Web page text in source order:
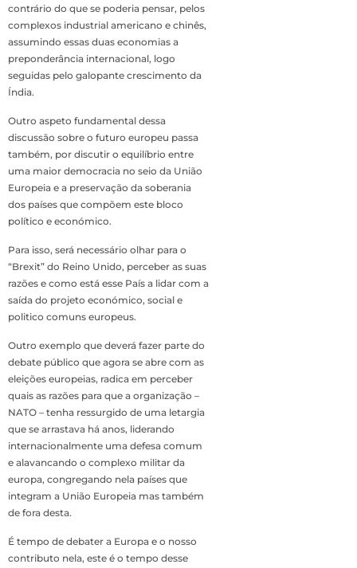
contrário do que se poderia pensar, pelos
complexos industrial americano e chinês,
assumindo essas duas economias a
preponderância internacional, logo
seguidas pelo galopante crescimento da
Índia.
Outro aspeto fundamental dessa
discussão sobre o futuro europeu passa
também, por discutir o equilíbrio entre
uma maior democracia no seio da União
Europeia e a preservação da soberania
dos países que compõem este bloco
político e económico.
Para isso, será necessário olhar para o
“Brexit” do Reino Unido, perceber as suas
razões e como está esse País a lidar com a
saída do projeto económico, social e
politico comuns europeus.
Outro exemplo que deverá fazer parte do
debate público que agora se abre com as
eleições europeias, radica em perceber
quais as razões para que a organização –
NATO – tenha ressurgido de uma letargia
que se arrastava há anos, liderando
internacionalmente uma defesa comum
e alavancando o complexo militar da
europa, congregando nela países que
integram a União Europeia mas também
de fora desta.
É tempo de debater a Europa e o nosso
contributo nela, este é o tempo desse